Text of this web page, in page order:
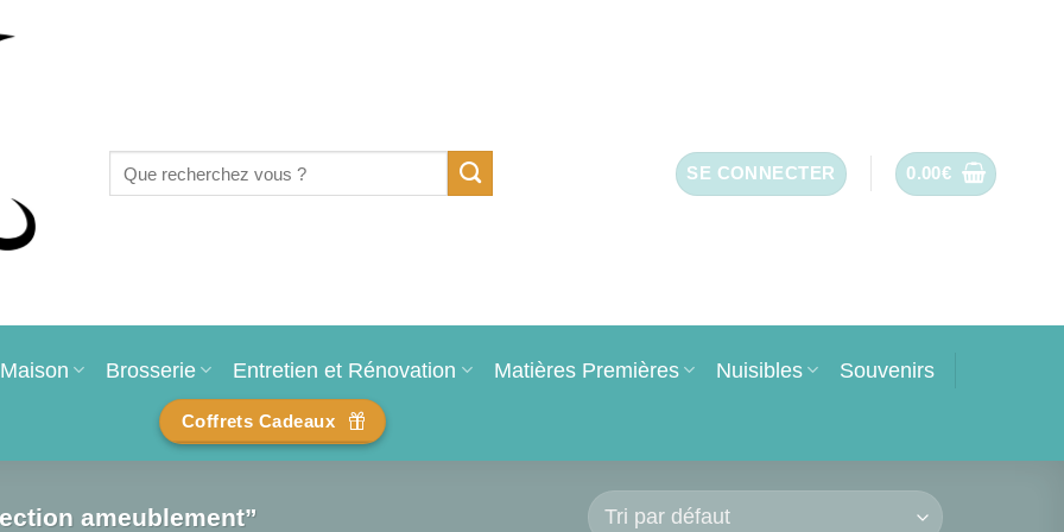
pour :
SE CONNECTER 0.00€
Maison Brosserie Entretien et Rénovation Matières Premières Nuisibles Souvenirs
Coffrets Cadeaux
ameublement”